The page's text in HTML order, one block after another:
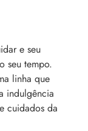
e seu
seu tempo.
linha que
indulgência
cuidados da